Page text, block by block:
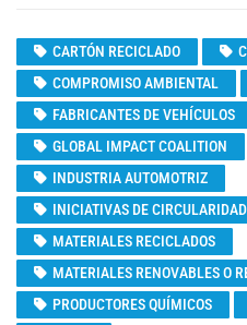
CARTÓN RECICLADO
COMPROMISO AMBIENTAL
FABRICANTES DE VEHÍCULOS
GLOBAL IMPACT COALITION
INDUSTRIA AUTOMOTRIZ
INICIATIVAS DE
MATERIALES RECICLADOS
MATERIALES RENOVABLES O
PRODUCTORES QUÍMICOS